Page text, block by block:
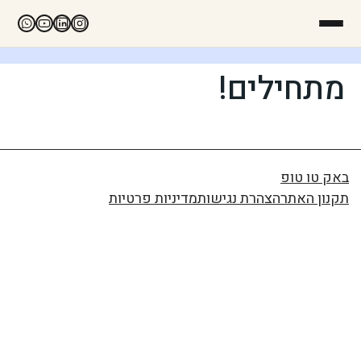
מתחילים!
באק טו טופ
תקנון האתרהצהרת נגישותמדיניות פרטיות